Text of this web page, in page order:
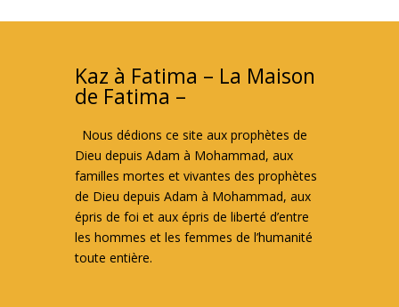
Kaz à Fatima – La Maison
de Fatima –
Nous dédions ce site aux prophètes de
Dieu depuis Adam à Mohammad, aux
familles mortes et vivantes des prophètes
de Dieu depuis Adam à Mohammad, aux
épris de foi et aux épris de liberté d’entre
les hommes et les femmes de l’humanité
toute entière.